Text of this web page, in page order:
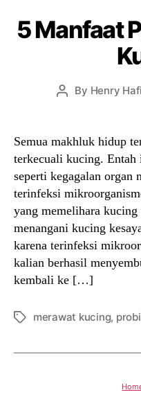
5 Manfaat
Post
By Henry
Semua makhluk hidup
terkecuali kucing.
seperti kegagalan organ
terinfeksi
yang memelihara
menangani kucing
karena terinfeksi
kalian berhasil
kembali ke […]
Tagsmerawat kucing,